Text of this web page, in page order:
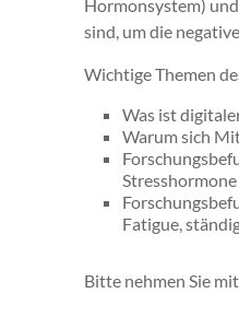
Hormonsystem)
sind, um die
Wichtige Themen
Was ist
Warum sich
Fatigue,
Bitte nehmen Sie